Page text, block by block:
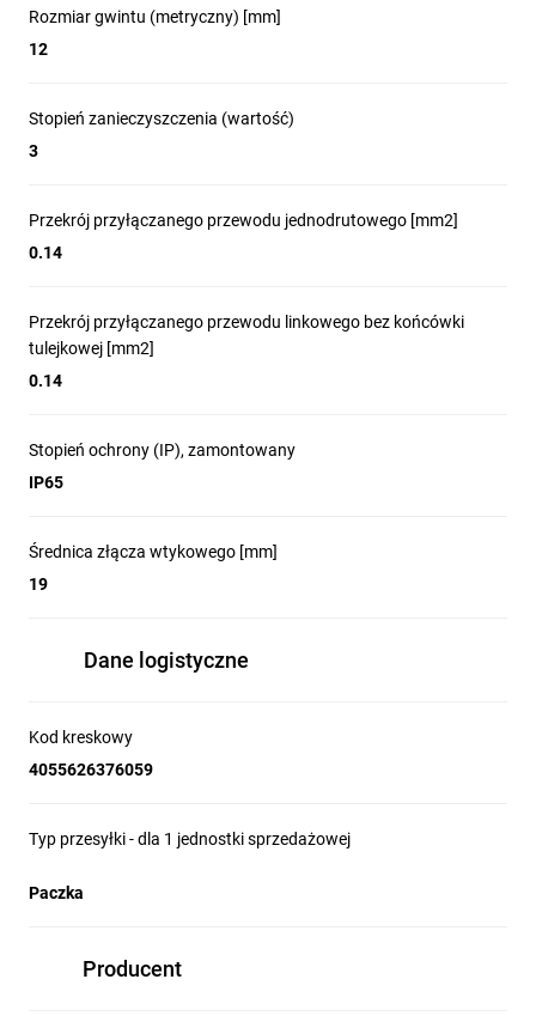
Rozmiar gwintu (metryczny) [mm]
12
Stopień zanieczyszczenia (wartość)
3
Przekrój przyłączanego przewodu jednodrutowego [mm2]
0.14
Przekrój przyłączanego przewodu linkowego bez końcówki
tulejkowej [mm2]
0.14
Stopień ochrony (IP), zamontowany
IP65
Średnica złącza wtykowego [mm]
19
Dane logistyczne
Kod kreskowy
4055626376059
Typ przesyłki - dla 1 jednostki sprzedażowej
Paczka
Producent